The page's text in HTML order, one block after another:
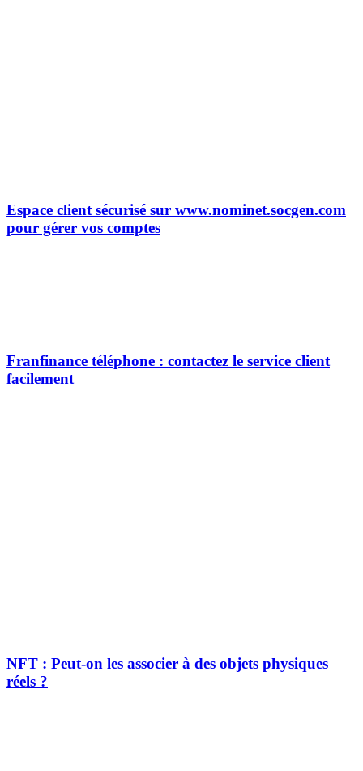
Espace client sécurisé sur www.nominet.socgen.com
pour gérer vos comptes
Franfinance téléphone : contactez le service client
facilement
NFT : Peut-on les associer à des objets physiques
réels ?